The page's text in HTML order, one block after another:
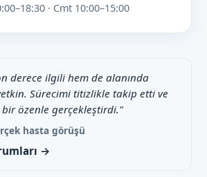
· Cmt 10:00–15:00
derece ilgili hem de alanında
Sürecimi titizlikle takip etti ve
özenle gerçekleştirdi."
hasta görüşü
→